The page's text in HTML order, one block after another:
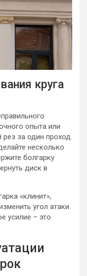
круга
опыта или
за один проход.
несколько
болгарку
диск в
«клинит»,
угол атаки.
усилие – это